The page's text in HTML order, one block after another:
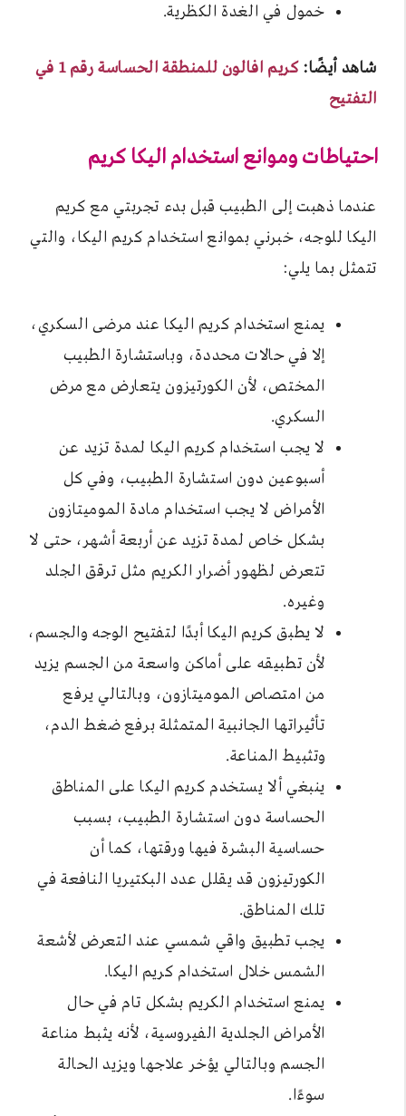
خمول في الغدة الكظرية.
شاهد أيضًا:
كريم افالون للمنطقة الحساسة رقم 1 في
التفتيح
احتياطات وموانع استخدام اليكا كريم
عندما ذهبت إلى الطبيب قبل بدء تجربتي مع كريم
اليكا للوجه، خبرني بموانع استخدام كريم اليكا، والتي
تتمثل بما يلي:
يمنع استخدام كريم اليكا عند مرضى السكري،
إلا في حالات محددة، وباستشارة الطبيب
المختص، لأن الكورتيزون يتعارض مع مرض
السكري.
لا يجب استخدام كريم اليكا لمدة تزيد عن
أسبوعين دون استشارة الطبيب، وفي كل
الأمراض لا يجب استخدام مادة الموميتازون
بشكل خاص لمدة تزيد عن أربعة أشهر، حتى لا
تتعرض لظهور أضرار الكريم مثل ترقق الجلد
وغيره.
لا يطبق كريم اليكا أبدًا لتفتيح الوجه والجسم،
لأن تطبيقه على أماكن واسعة من الجسم يزيد
من امتصاص الموميتازون، وبالتالي يرفع
تأثيراتها الجانبية المتمثلة برفع ضغط الدم،
وتثبيط المناعة.
ينبغي ألا يستخدم كريم اليكا على المناطق
الحساسة دون استشارة الطبيب، بسبب
حساسية البشرة فيها ورقتها، كما أن
الكورتيزون قد يقلل عدد البكتيريا النافعة في
تلك المناطق.
يجب تطبيق واقي شمسي عند التعرض لأشعة
الشمس خلال استخدام كريم اليكا.
يمنع استخدام الكريم بشكل تام في حال
الأمراض الجلدية الفيروسية، لأنه يثبط مناعة
الجسم وبالتالي يؤخر علاجها ويزيد الحالة
سوءًا.